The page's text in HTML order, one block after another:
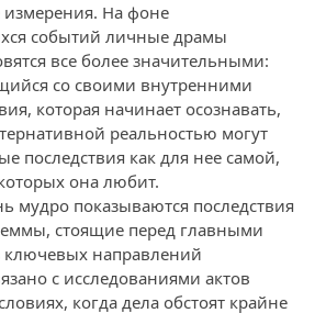
измерения. На фоне
событий личные драмы
все более значительными:
со своими внутренними
которая начинает осознавать,
реальностью могут
последствия как для нее самой,
она любит.
мудро показываются последствия
стоящие перед главными
направлений
с исследованиями актов
когда дела обстоят крайне